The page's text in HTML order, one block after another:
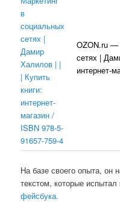
OZON.ru —
сетях |
интернет-
На базе своего опыта, он
текстом, которые
фейсбука.